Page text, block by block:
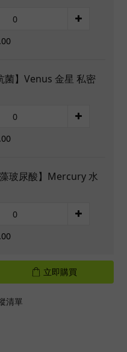
菌】Venus 金星 私密
玻尿酸】Mercury 水
立即購買
清單